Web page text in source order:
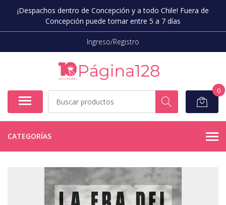
¡Despachos dentro de Concepción y a todo Chile! Fuera de
Concepción puede tomar entre 5 a 7 días
Ingreso/Registro
0
CATEGORÍAS